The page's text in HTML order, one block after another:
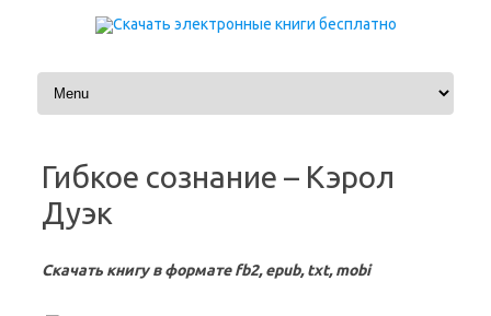
Перейти к содержимому
Гибкое сознание – Кэрол
Дуэк
Скачать книгу в формате fb2, epub, txt, mobi